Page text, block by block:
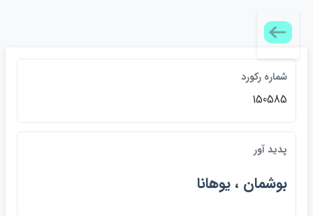
شماره ركورد
150585
پديد آور
بوشمان ، يوهانا